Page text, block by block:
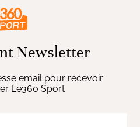
Newsletter
email pour recevoir
Le360 Sport